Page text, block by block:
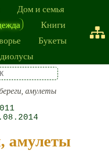
Дом и семья
Книги
Букеты
амулеты
амулеты